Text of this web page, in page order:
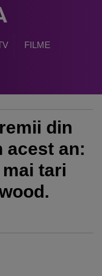
FILME
din
acest an:
tari